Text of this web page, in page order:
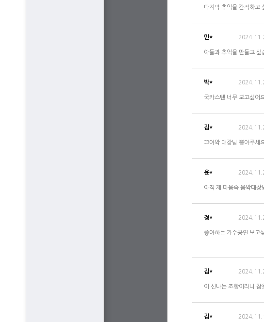
마지막 추억을 간직하고
민*
아들과 추억을 만들고 싶
박*
국카스텐 너무 보고싶어
김*
끄아악 대장님 뽑아주세
윤*
아직 제 마음속 음악대장
정*
좋아하는 가수공연 보고
김*
이 신나는 조합이라니 참
김*